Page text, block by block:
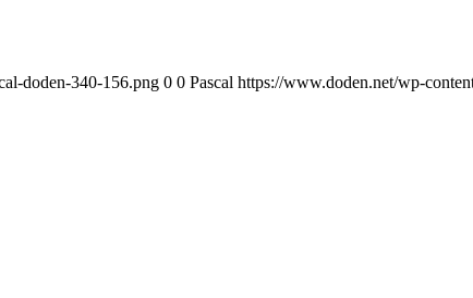
doden-340-156.png 0 0 Pascal https://www.doden.net/wp-